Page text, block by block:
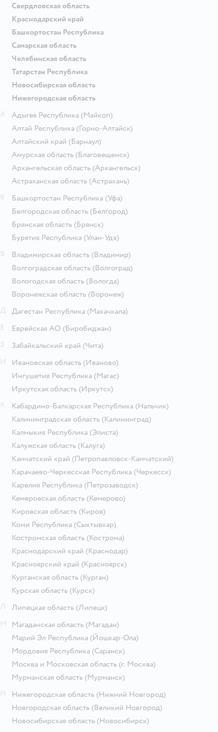
Свердловская область
Краснодарский край
Башкортостан Республика
Самарская область
Челябинская область
Татарстан Республика
Новосибирская область
Нижегородская область
Адыгея Республика (Майкоп)
Алтай Республика (Горно-Алтайск)
Алтайский край (Барнаул)
Амурская область (Благовещенск)
Архангельская область (Архангельск)
Астраханская область (Астрахань)
Башкортостан Республика (Уфа)
Белгородская область (Белгород)
Брянская область (Брянск)
Бурятия Республика (Улан-Удэ)
Владимирская область (Владимир)
Волгоградская область (Волгоград)
Вологодская область (Вологда)
Воронежская область (Воронеж)
Дагестан Республика (Махачкала)
Еврейская АО (Биробиджан)
Забайкальский край (Чита)
Ивановская область (Иваново)
Ингушетия Республика (Магас)
Иркутская область (Иркутск)
Кабардино-Балкарская Республика (Нальчик)
Калининградская область (Калининград)
Калмыкия Республика (Элиста)
Калужская область (Калуга)
Камчатский край (Петропавловск-Камчатский)
Карачаево-Черкесская Республика (Черкесск)
Карелия Республика (Петрозаводск)
Кемеровская область (Кемерово)
Кировская область (Киров)
Коми Республика (Сыктывкар)
Костромская область (Кострома)
Краснодарский край (Краснодар)
Красноярский край (Красноярск)
Курганская область (Курган)
Курская область (Курск)
Липецкая область (Липецк)
Магаданская область (Магадан)
Марий Эл Республика (Йошкар-Ола)
Мордовия Республика (Саранск)
Москва и Московская область (г. Москва)
Мурманская область (Мурманск)
Нижегородская область (Нижний Новгород)
Новгородская область (Великий Новгород)
Новосибирская область (Новосибирск)